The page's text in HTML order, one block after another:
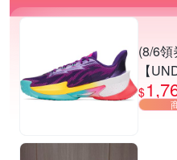
(8/6
【
$